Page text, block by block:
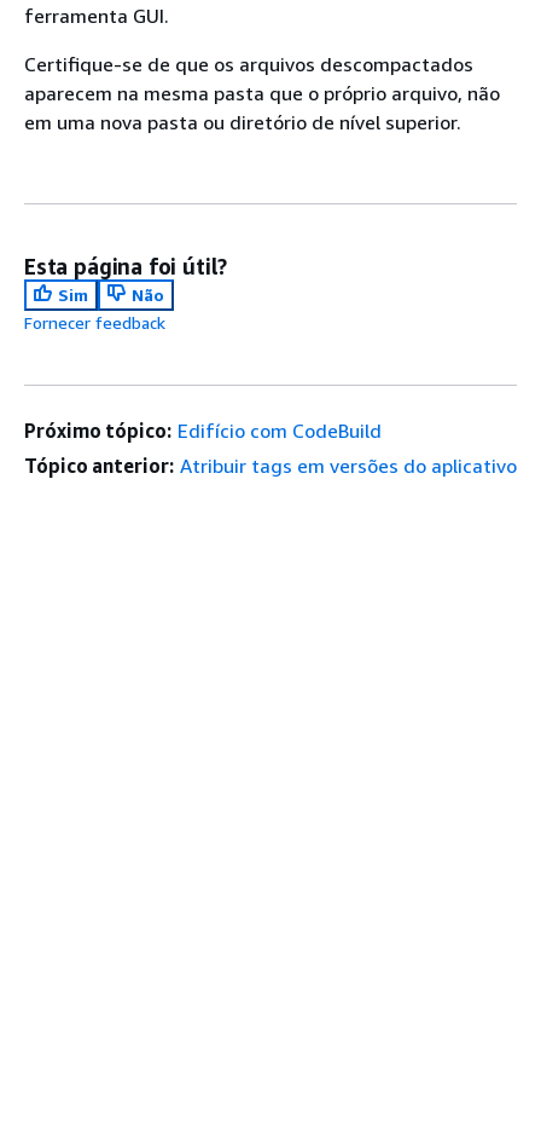
ferramenta GUI.
Certifique-se de que os arquivos descompactados
aparecem na mesma pasta que o próprio arquivo, não
em uma nova pasta ou diretório de nível superior.
Esta página foi útil?
Sim
Não
Fornecer feedback
Próximo tópico: Edifício com CodeBuild
Tópico anterior: Atribuir tags em versões do aplicativo